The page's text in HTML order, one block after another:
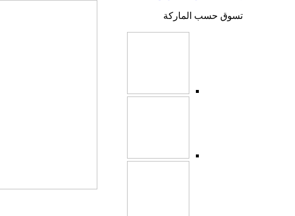
تسوق حسب الماركة